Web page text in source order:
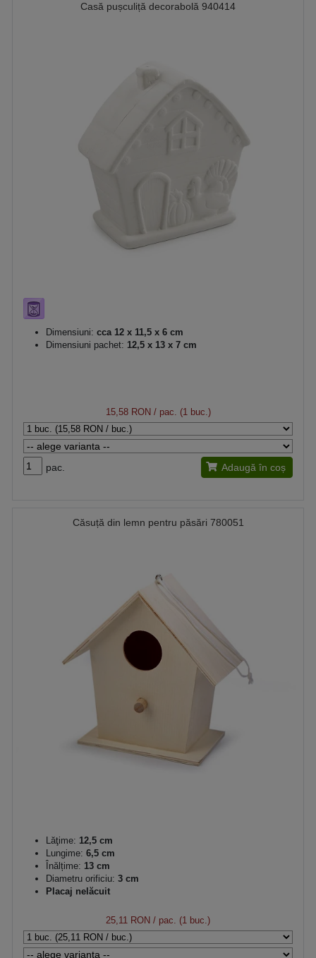
Casă pușculiță decorabolă 940414
Dimensiuni: cca 12 x 11,5 x 6 cm
Dimensiuni pachet: 12,5 x 13 x 7 cm
15,58 RON/ pac. (1 buc.)
pac. Adaugă în coș
Căsuță din lemn pentru păsări 780051
Lăţime: 12,5 cm
Lungime: 6,5 cm
Înălțime: 13 cm
Diametru orificiu: 3 cm
Placaj nelăcuit
25,11 RON / pac. (1 buc.)